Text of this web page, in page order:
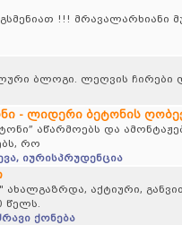
!!! მრავალარხიანი
ბლოგი. ლეღვის ჩირები
- ლიდერი ბეტონის
აწარმოებს და
რო
იურისპრუდენცია
აქტიური,
წელს.
ქონება